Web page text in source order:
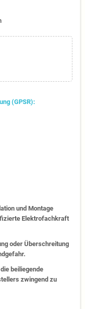
(GPSR):
und Montage
Elektrofachkraft
oder Überschreitung
beiliegende
zwingend zu